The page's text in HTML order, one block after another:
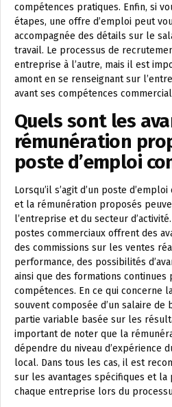
compétences pratiques. Enfin, si
étapes, une offre d’emploi peut
accompagnée des détails sur le
travail. Le processus de
entreprise à l’autre, mais il est
amont en se renseignant sur
avant ses compétences
Quels sont les
rémunération
poste d’emploi
Lorsqu’il s’agit d’un poste
et la rémunération proposés
l’entreprise et du secteur
postes commerciaux offrent des
des commissions sur les ventes
performance, des possibilités
ainsi que des formations
compétences. En ce qui concerne
souvent composée d’un salaire de
partie variable basée sur les
important de noter que la
dépendre du niveau d’expérience
local. Dans tous les cas, il est
sur les avantages spécifiques et
chaque entreprise lors du